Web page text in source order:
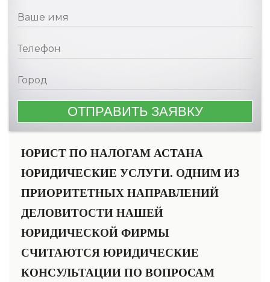
ЮРИСТ ПО НАЛОГАМ АСТАНА
ЮРИДИЧЕСКИЕ УСЛУГИ. ОДНИМ ИЗ
ПРИОРИТЕТНЫХ НАПРАВЛЕНИЙ
ДЕЛОВИТОСТИ НАШЕЙ
ЮРИДИЧЕСКОЙ ФИРМЫ
СЧИТАЮТСЯ ЮРИДИЧЕСКИЕ
КОНСУЛЬТАЦИИ ПО ВОПРОСАМ